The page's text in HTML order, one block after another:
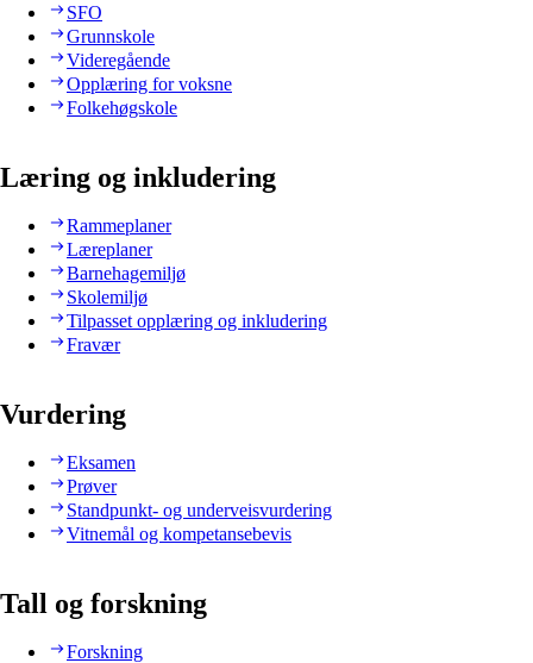
SFO
Grunnskole
Videregående
Opplæring for voksne
Folkehøgskole
Læring og inkludering
Rammeplaner
Læreplaner
Barnehagemiljø
Skolemiljø
Tilpasset opplæring og inkludering
Fravær
Vurdering
Eksamen
Prøver
Standpunkt- og underveisvurdering
Vitnemål og kompetansebevis
Tall og forskning
Forskning